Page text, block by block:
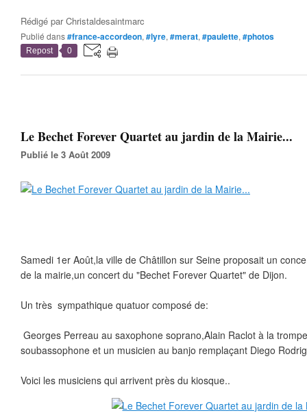
Rédigé parChristaldesaintmarc
Publié dans#france-accordeon, #lyre, #merat, #paulette, #photos
Repost 0
Le Bechet Forever Quartet au jardin de la Mairie...
Publié le 3 Août 2009
Samedi 1er Août,la ville de Châtillon sur Seine proposait un
de la mairie,un concert du "Bechet Forever Quartet" de Dijon.
Un très sympathique quatuor composé de:
Georges Perreau au saxophone soprano,Alain Raclot à la
soubassophone et un musicien au banjo remplaçant Diego
Voici les musiciens qui arrivent près du kiosque..